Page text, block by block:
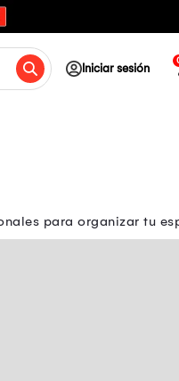
Iniciar sesión
para organizar tu